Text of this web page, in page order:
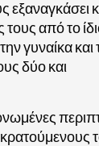
εξαναγκάσει
από το
γυναίκα και
δύο και